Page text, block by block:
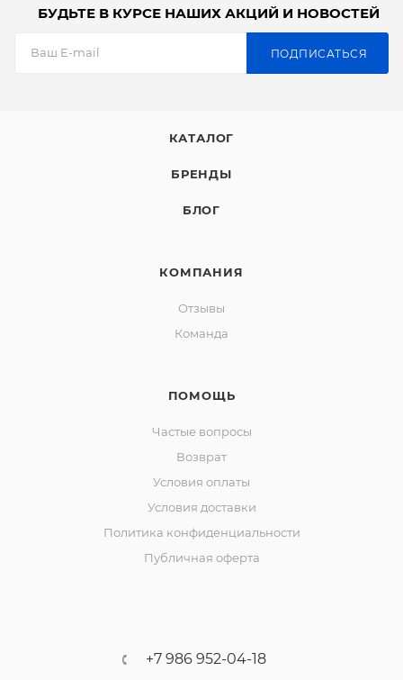
БУДЬТЕ В КУРСЕ НАШИХ АКЦИЙ И НОВОСТЕЙ
ПОДПИСАТЬСЯ
КАТАЛОГ
БРЕНДЫ
БЛОГ
КОМПАНИЯ
Отзывы
Команда
ПОМОЩЬ
Частые вопросы
Возврат
Условия оплаты
Условия доставки
Политика конфиденциальности
Публичная оферта
+7 986 952-04-18